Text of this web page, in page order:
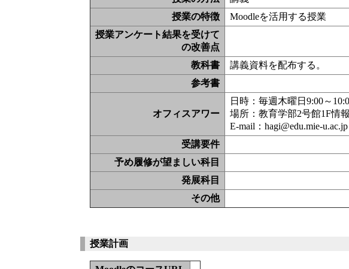
授業の特徴
Moodleを活用する授業
授業アンケート結果を受けて
の改善点
教科書
講義資料を配布する。
参考書
オフィスアワー
日時：毎週木曜日9:00～
場所：教育学部2号館1F情
E-mail：hagi@edu.mie-u.ac.jp
受講要件
予め履修が望ましい科目
発展科目
その他
授業計画